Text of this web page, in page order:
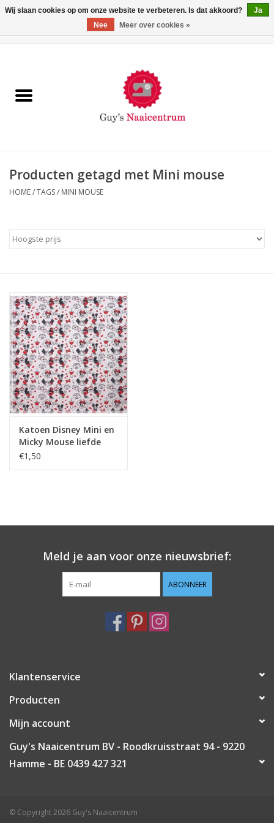
Machines
Paspoppen
Hobby/Knutselen
Stoffen
Breien en haken
Handwerk
Workshop
Producten getagd met Mini mouse
HOME/TAGS/ MINI MOUSE
Katoen Disney Mini en
Micky Mouse liefde
€1,50
Meld je aan voor onze nieuwsbrief:
ABONNEER
Klantenservice
Producten
Mijn account
Guy's Naaicentrum BV - Roodkruisstraat 94 - 9220
Hamme - BE 0439 427 321
© Copyright 2026 Guy's Naaicentrum
Wij slaan cookies op om onze website te verbeteren. Is dat akkoord?
Ja
Nee
Meer over cookies »